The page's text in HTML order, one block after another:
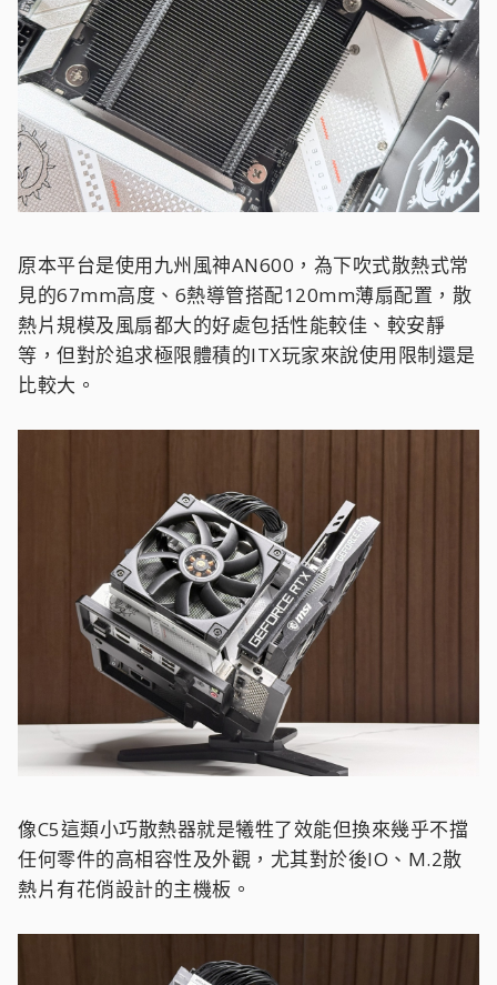
原本平台是使用九州風神AN600，為下吹式散熱式常
見的67mm高度、6熱導管搭配120mm薄扇配置，散
熱片規模及風扇都大的好處包括性能較佳、較安靜
等，但對於追求極限體積的ITX玩家來說使用限制還是
比較大。
像C5這類小巧散熱器就是犧牲了效能但換來幾乎不擋
任何零件的高相容性及外觀，尤其對於後IO、M.2散
熱片有花俏設計的主機板。